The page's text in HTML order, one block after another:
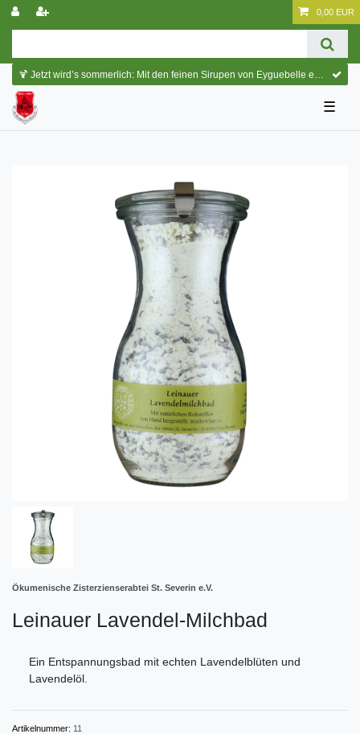
0,00 EUR
🍹 Jetzt wird’s sommerlich: Mit den feinen Sirupen von Eyguebelle entstehen erfrischende Cocktails und köstliche Sommerdrinks.
☰
Ökumenische Zisterzienserabtei St. Severin e.V.
Leinauer Lavendel-Milchbad
Ein Entspannungsbad mit echten Lavendelblüten und
Lavendelöl.
Artikelnummer: 11